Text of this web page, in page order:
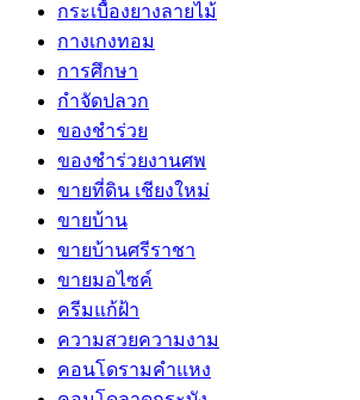
กระเบื้องยางลายไม้
กางเกงทอม
การศึกษา
กำจัดปลวก
ของชำร่วย
ของชำร่วยงานศพ
ขายที่ดิน เชียงใหม่
ขายบ้าน
ขายบ้านศรีราชา
ขายมอไซค์
ครีมแก้ฝ้า
ความสวยความงาม
คอนโดรามคำแหง